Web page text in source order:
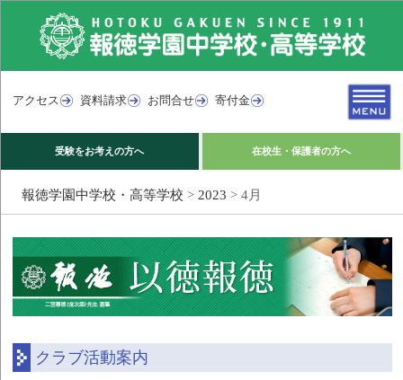
アクセス 資料請求 お問合せ 寄付金
受験をお考えの方へ 在校生・保護者の方へ
報徳学園中学校・高等学校 > 2023 > 4月
クラブ活動案内